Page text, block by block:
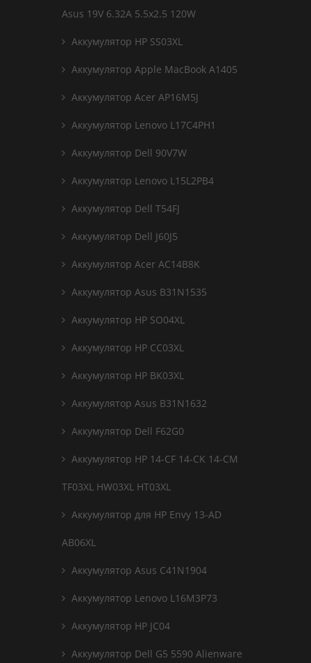
Asus 19V 6.32A 5.5x2.5 120W
Аккумулятор HP SS03XL
Аккумулятор Apple MacBook A1405
Аккумулятор Acer AP16M5J
Аккумулятор Lenovo L17C4PH1
Аккумулятор Dell 90V7W
Аккумулятор Lenovo L15L2PB4
Аккумулятор Dell T54FJ
Аккумулятор Dell J60J5
Аккумулятор Acer AC14B8K
Аккумулятор Asus B31N1535
Аккумулятор HP SO04XL
Аккумулятор HP CC03XL
Аккумулятор HP BK03XL
Аккумулятор Asus B31N1632
Аккумулятор Dell F62G0
Аккумулятор HP 14-CF 14-CK 14-CM
TF03XL HW03XL HT03XL
Аккумулятор для HP Envy 13-AD
AB06XL
Аккумулятор Asus C41N1904
Аккумулятор Lenovo L16M3P73
Аккумулятор HP JC04
Аккумулятор Dell G5 5590 Alienware